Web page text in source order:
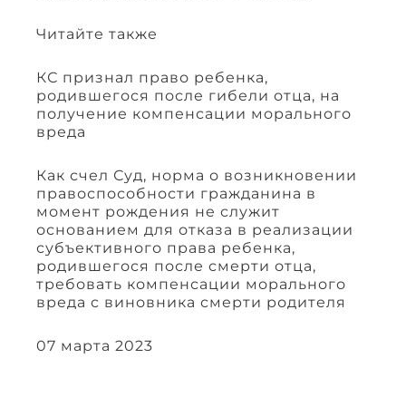
Читайте также
КС признал право ребенка,
родившегося после гибели отца, на
получение компенсации морального
вреда
Как счел Суд, норма о возникновении
правоспособности гражданина в
момент рождения не служит
основанием для отказа в реализации
субъективного права ребенка,
родившегося после смерти отца,
требовать компенсации морального
вреда с виновника смерти родителя
07 марта 2023